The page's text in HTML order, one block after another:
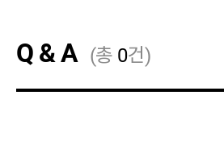
Q & A (총 0건)